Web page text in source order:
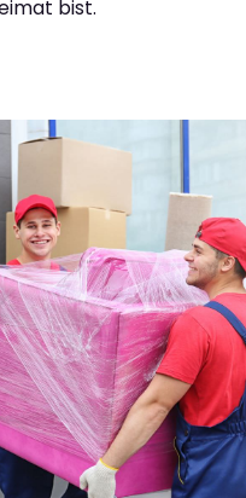
bist.